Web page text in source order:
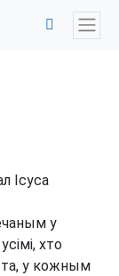
Ісуса
у
хто
у кожным